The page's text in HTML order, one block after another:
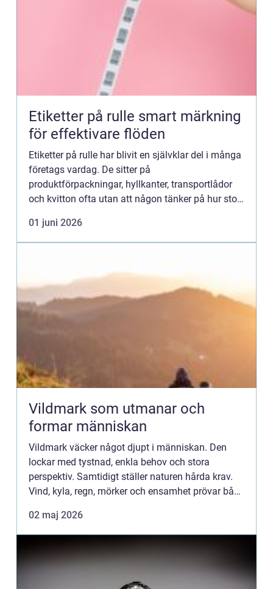
Etiketter på rulle smart märkning
för effektivare flöden
Etiketter på rulle har blivit en självklar del i många
företags vardag. De sitter på
produktförpackningar, hyllkanter, transportlådor
och kvitton ofta utan att någon tänker på hur stor
sparar företaget ...
01 juni 2026
Vildmark som utmanar och
formar människan
Vildmark väcker något djupt i människan. Den
lockar med tystnad, enkla behov och stora
perspektiv. Samtidigt ställer naturen hårda krav.
Vind, kyla, regn, mörker och ensamhet prövar både
02 maj 2026